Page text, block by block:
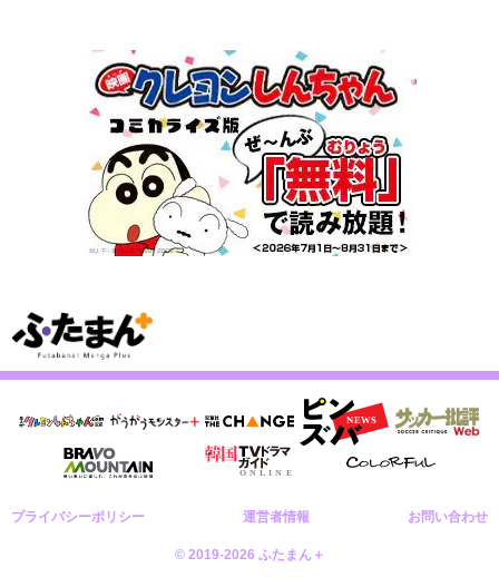
プライバシーポリシー 運営者情報 お問い合わせ
© 2019-2026 ふたまん＋